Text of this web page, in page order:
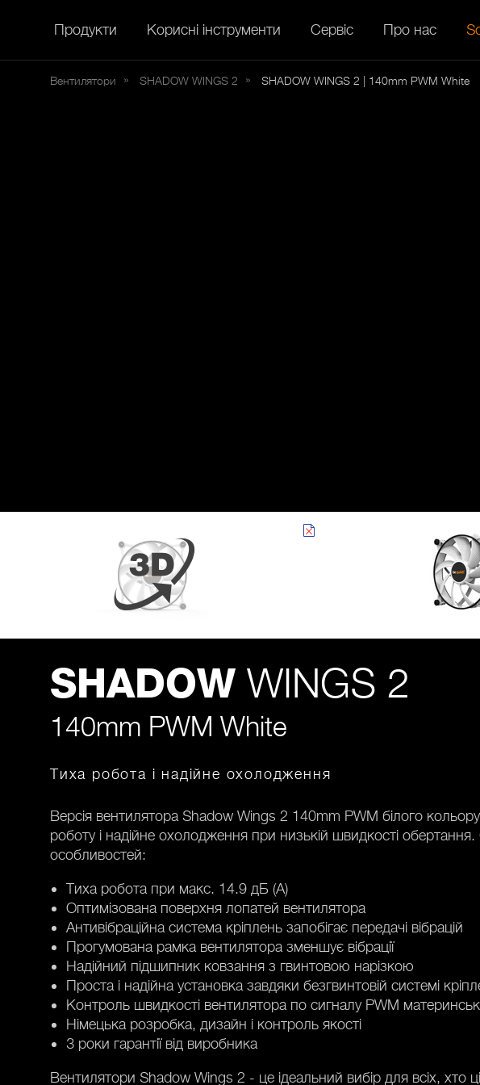
Продукти Корисні інструменти Сервіс Про нас
Вентилятори SHADOW WINGS 2 SHADOW WINGS 2 | 140mm PWM White
SHADOW WINGS 2
140mm PWM White
Тиха робота і надійне охолодження
Версія вентилятора Shadow Wings 2 140mm PWM білого
роботу і надійне охолодження при низькій швидкості
особливостей:
Тиха робота при макс. 14.9 дБ (A)
Оптимізована поверхня лопатей вентилятора
Антивібраційна система кріплень запобігає передачі вібрацій
Прогумована рамка вентилятора зменшує вібрації
Надійний підшипник ковзання з гвинтовою нарізкою
Проста і надійна установка завдяки безгвинтовій системі
Контроль швидкості вентилятора по сигналу PWM
Німецька розробка, дизайн і контроль якості
3 роки гарантії від виробника
Вентилятори Shadow Wings 2 - це ідеальний вибір для всіх, хто